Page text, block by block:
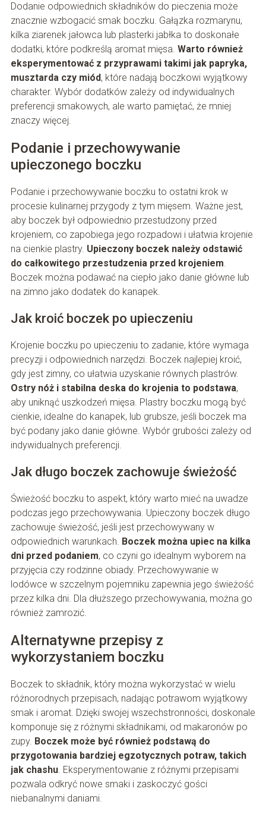
Dodanie odpowiednich składników do pieczenia może
znacznie wzbogacić smak boczku. Gałązka rozmarynu,
kilka ziarenek jałowca lub plasterki jabłka to doskonałe
dodatki, które podkreślą aromat mięsa. Warto również
eksperymentować z przyprawami takimi jak papryka,
musztarda czy miód, które nadają boczkowi wyjątkowy
charakter. Wybór dodatków zależy od indywidualnych
preferencji smakowych, ale warto pamiętać, że mniej
znaczy więcej.
Podanie i przechowywanie
upieczonego boczku
Podanie i przechowywanie boczku to ostatni krok w
procesie kulinarnej przygody z tym mięsem. Ważne jest,
aby boczek był odpowiednio przestudzony przed
krojeniem, co zapobiega jego rozpadowi i ułatwia krojenie
na cienkie plastry. Upieczony boczek należy odstawić
do całkowitego przestudzenia przed krojeniem.
Boczek można podawać na ciepło jako danie główne lub
na zimno jako dodatek do kanapek.
Jak kroić boczek po upieczeniu
Krojenie boczku po upieczeniu to zadanie, które wymaga
precyzji i odpowiednich narzędzi. Boczek najlepiej kroić,
gdy jest zimny, co ułatwia uzyskanie równych plastrów.
Ostry nóż i stabilna deska do krojenia to podstawa,
aby uniknąć uszkodzeń mięsa. Plastry boczku mogą być
cienkie, idealne do kanapek, lub grubsze, jeśli boczek ma
być podany jako danie główne. Wybór grubości zależy od
indywidualnych preferencji.
Jak długo boczek zachowuje świeżość
Świeżość boczku to aspekt, który warto mieć na uwadze
podczas jego przechowywania. Upieczony boczek długo
zachowuje świeżość, jeśli jest przechowywany w
odpowiednich warunkach. Boczek można upiec na kilka
dni przed podaniem, co czyni go idealnym wyborem na
przyjęcia czy rodzinne obiady. Przechowywanie w
lodówce w szczelnym pojemniku zapewnia jego świeżość
przez kilka dni. Dla dłuższego przechowywania, można go
również zamrozić.
Alternatywne przepisy z
wykorzystaniem boczku
Boczek to składnik, który można wykorzystać w wielu
różnorodnych przepisach, nadając potrawom wyjątkowy
smak i aromat. Dzięki swojej wszechstronności, doskonale
komponuje się z różnymi składnikami, od makaronów po
zupy. Boczek może być również podstawą do
przygotowania bardziej egzotycznych potraw, takich
jak chashu. Eksperymentowanie z różnymi przepisami
pozwala odkryć nowe smaki i zaskoczyć gości
niebanalnymi daniami.